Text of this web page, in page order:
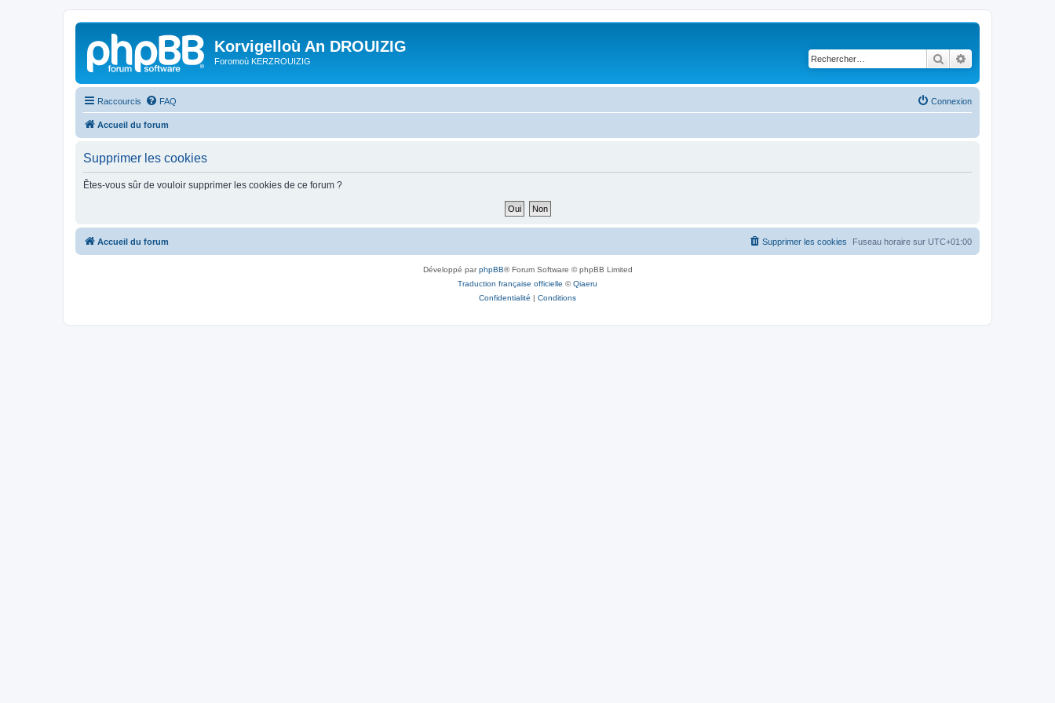
Korvigelloù An DROUIZIG
Foromoù KERZROUIZIG Rechercher
Raccourcis FAQ Connexion
Accueil du forum
Supprimer les cookies
Êtes-vous sûr de vouloir supprimer les cookies de ce forum ?
Accueil du forum Fuseau horaire sur UTC+01:00
Supprimer les cookies
Développé parphpBB® Forum Software © phpBB Limited
Traduction française officielle ©Qiaeru
Confidentialité | Conditions